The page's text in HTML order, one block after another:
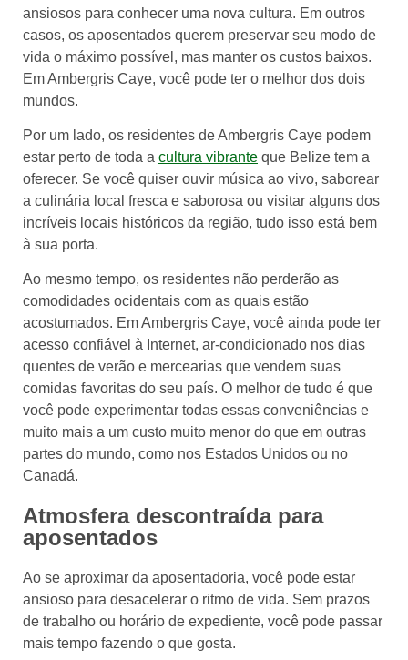
ansiosos para conhecer uma nova cultura. Em outros
casos, os aposentados querem preservar seu modo de
vida o máximo possível, mas manter os custos baixos.
Em Ambergris Caye, você pode ter o melhor dos dois
mundos.
Por um lado, os residentes de Ambergris Caye podem
estar perto de toda a cultura vibrante que Belize tem a
oferecer. Se você quiser ouvir música ao vivo, saborear
a culinária local fresca e saborosa ou visitar alguns dos
incríveis locais históricos da região, tudo isso está bem
à sua porta.
Ao mesmo tempo, os residentes não perderão as
comodidades ocidentais com as quais estão
acostumados. Em Ambergris Caye, você ainda pode ter
acesso confiável à Internet, ar-condicionado nos dias
quentes de verão e mercearias que vendem suas
comidas favoritas do seu país. O melhor de tudo é que
você pode experimentar todas essas conveniências e
muito mais a um custo muito menor do que em outras
partes do mundo, como nos Estados Unidos ou no
Canadá.
Atmosfera descontraída para
aposentados
Ao se aproximar da aposentadoria, você pode estar
ansioso para desacelerar o ritmo de vida. Sem prazos
de trabalho ou horário de expediente, você pode passar
mais tempo fazendo o que gosta.